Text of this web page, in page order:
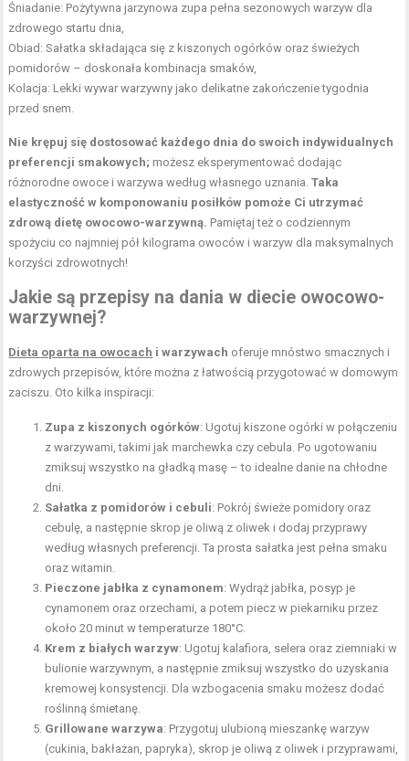
Śniadanie: Pożytywna jarzynowa zupa pełna sezonowych warzyw dla
zdrowego startu dnia,
Obiad: Sałatka składająca się z kiszonych ogórków oraz świeżych
pomidorów – doskonała kombinacja smaków,
Kolacja: Lekki wywar warzywny jako delikatne zakończenie tygodnia
przed snem.
Nie krępuj się dostosować każdego dnia do swoich indywidualnych
preferencji smakowych; możesz eksperymentować dodając
różnorodne owoce i warzywa według własnego uznania.Taka
elastyczność w komponowaniu posiłków pomoże Ci utrzymać
zdrową dietę owocowo-warzywną. Pamiętaj też o codziennym
spożyciu co najmniej pół kilograma owoców i warzyw dla maksymalnych
korzyści zdrowotnych!
Jakie są przepisy na dania w diecie owocowo-
warzywnej?
Dieta oparta na owocach i warzywach oferuje mnóstwo smacznych i
zdrowych przepisów, które można z łatwością przygotować w domowym
zaciszu. Oto kilka inspiracji:
Zupa z kiszonych ogórków: Ugotuj kiszone ogórki w połączeniu
z warzywami, takimi jak marchewka czy cebula. Po ugotowaniu
zmiksuj wszystko na gładką masę – to idealne danie na chłodne
dni.
Sałatka z pomidorów i cebuli: Pokrój świeże pomidory oraz
cebulę, a następnie skrop je oliwą z oliwek i dodaj przyprawy
według własnych preferencji. Ta prosta sałatka jest pełna smaku
oraz witamin.
Pieczone jabłka z cynamonem: Wydrąż jabłka, posyp je
cynamonem oraz orzechami, a potem piecz w piekarniku przez
około 20 minut w temperaturze 180°C.
Krem z białych warzyw: Ugotuj kalafiora, selera oraz ziemniaki w
bulionie warzywnym, a następnie zmiksuj wszystko do uzyskania
kremowej konsystencji. Dla wzbogacenia smaku możesz dodać
roślinną śmietanę.
Grillowane warzywa: Przygotuj ulubioną mieszankę warzyw
(cukinia, bakłażan, papryka), skrop je oliwą z oliwek i przyprawami,